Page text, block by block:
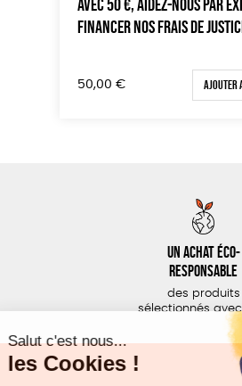
AVEC 50 €, AIDEZ-NOUS PAR
FINANCER NOS FRAIS DE
50,00 € Ajouter
Un achat éco-
responsable
des produits
sélectionnés